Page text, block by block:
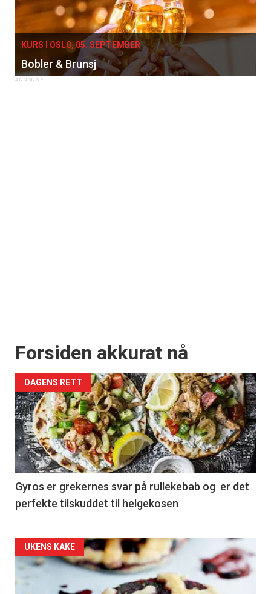
KURS I OSLO, 05. SEPTEMBER
Bobler & Brunsj
Forsiden akkurat nå
DAGENS RETT
Gyros er grekernes svar på rullekebab og er det
perfekte tilskuddet til helgekosen
Forsiden
akkurat
UKENS KAKE